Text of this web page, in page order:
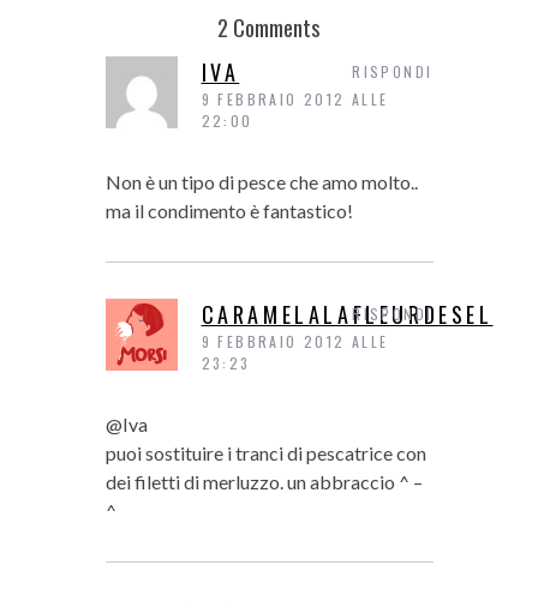
2 Comments
IVA
9 FEBBRAIO 2012 ALLE
22:00
Non è un tipo di pesce che amo molto..
ma il condimento è fantastico!
RISPONDI
CARAMELALAFLEURDESEL
9 FEBBRAIO 2012 ALLE
23:23
@Iva
puoi sostituire i tranci di pescatrice con
dei filetti di merluzzo. un abbraccio ^ –
^
RISPONDI